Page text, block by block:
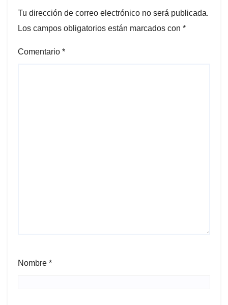
Tu dirección de correo electrónico no será publicada.
Los campos obligatorios están marcados con *
Comentario *
Nombre *